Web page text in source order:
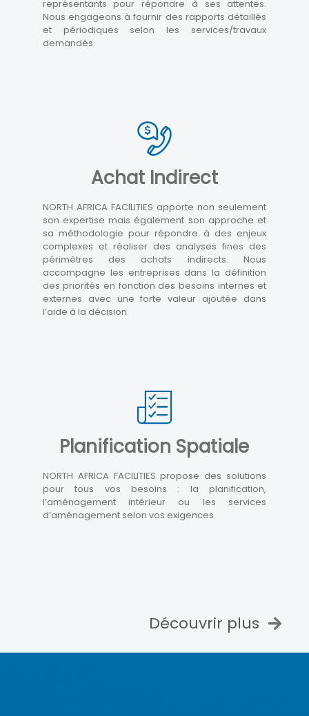
représentants pour répondre à ses attentes.
Nous engageons à fournir des rapports détaillés
et périodiques selon les services/travaux
demandés.
Achat Indirect
NORTH AFRICA FACILITIES apporte non seulement
son expertise mais également son approche et
sa méthodologie pour répondre à des enjeux
complexes et réaliser des analyses fines des
périmètres des achats indirects. Nous
accompagne les entreprises dans la définition
des priorités en fonction des besoins internes et
externes avec une forte valeur ajoutée dans
l’aide à la décision.
Planification Spatiale
NORTH AFRICA FACILITIES propose des solutions
pour tous vos besoins : la planification,
l’aménagement intérieur ou les services
d’aménagement selon vos exigences.
Découvrir plus